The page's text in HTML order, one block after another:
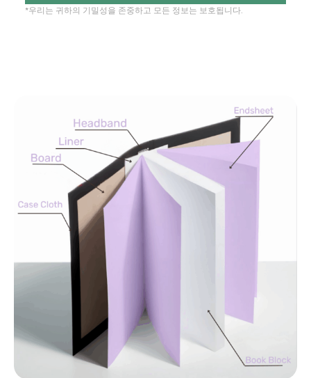
*우리는 귀하의 기밀성을 존중하고 모든 정보는 보호됩니다.